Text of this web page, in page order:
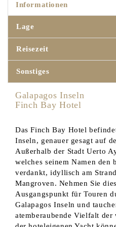
Informationen
Lage
Reisezeit
Sonstiges
Galapagos Inseln
Finch Bay Hotel
Das Finch Bay Hotel
Inseln, genauer gesagt auf
Außerhalb der Stadt Uerto
welches seinem Namen den
verdankt, idyllisch am
Mangroven. Nehmen Sie
Ausgangspunkt für Touren
Galapagos Inseln und
atemberaubende Vielfalt